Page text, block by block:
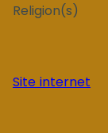
Religion(s)
Site internet